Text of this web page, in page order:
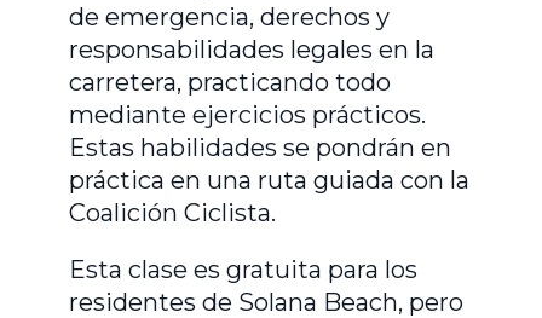
de emergencia, derechos y
responsabilidades legales en la
carretera, practicando todo
mediante ejercicios prácticos.
Estas habilidades se pondrán en
práctica en una ruta guiada con la
Coalición Ciclista.
Esta clase es gratuita para los
residentes de Solana Beach, pero